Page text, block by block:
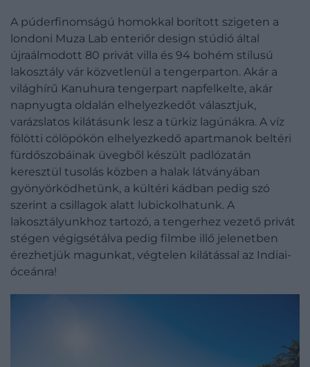
A púderfinomságú homokkal borított szigeten a
londoni Muza Lab enteriőr design stúdió által
újraálmodott 80 privát villa és 94 bohém stílusú
lakosztály vár közvetlenül a tengerparton. Akár a
világhírű Kanuhura tengerpart napfelkelte, akár
napnyugta oldalán elhelyezkedőt választjuk,
varázslatos kilátásunk lesz a türkiz lagúnákra. A víz
fölötti cölöpökön elhelyezkedő apartmanok beltéri
fürdőszobáinak üvegből készült padlózatán
keresztül tusolás közben a halak látványában
gyönyörködhetünk, a kültéri kádban pedig szó
szerint a csillagok alatt lubickolhatunk. A
lakosztályunkhoz tartozó, a tengerhez vezető privát
stégen végigsétálva pedig filmbe illő jelenetben
érezhetjük magunkat, végtelen kilátással az Indiai-
óceánra!